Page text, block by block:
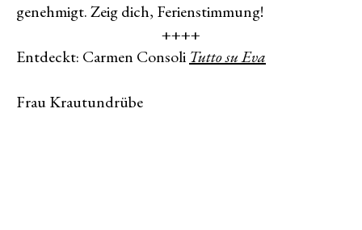
genehmigt. Zeig dich, Ferienstimmung!
++++
Entdeckt: Carmen ConsoliTutto su Eva
Frau Krautundrübe